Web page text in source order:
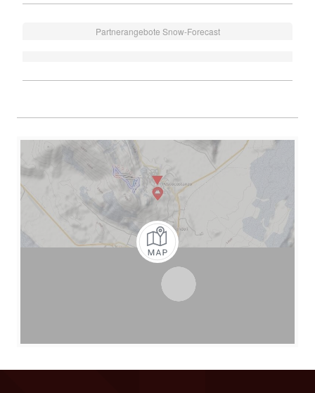
Partnerangebote Snow-Forecast